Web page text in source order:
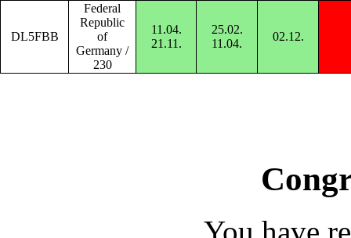
DL5FBB
Federal
Republic
of
Germany /
230
11.04.
21.11.
25.02.
11.04.
02.12.
You have